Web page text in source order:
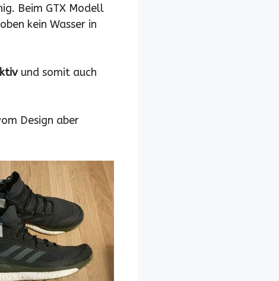
Beim GTX Modell
kein Wasser in
und somit auch
Design aber